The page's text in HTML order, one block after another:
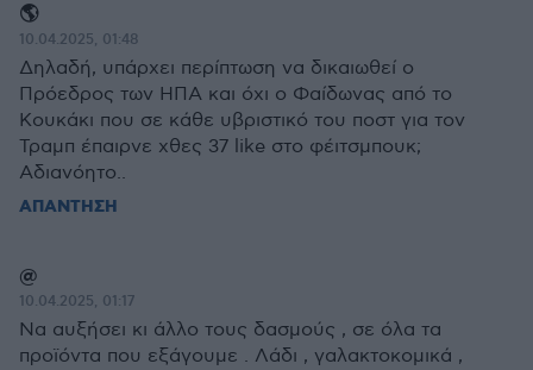
🌎
10.04.2025, 01:48
Δηλαδή, υπάρχει περίπτωση να δικαιωθεί ο
Πρόεδρος των ΗΠΑ και όχι ο Φαίδωνας από το
Κουκάκι που σε κάθε υβριστικό του ποστ για τον
Τραμπ έπαιρνε χθες 37 like στο φέιτσμπουκ;
Αδιανόητο..
ΑΠΑΝΤΗΣΗ
@
10.04.2025, 01:17
Να αυξήσει κι άλλο τους δασμούς , σε όλα τα
προϊόντα που εξάγουμε . Λάδι , γαλακτοκομικά ,